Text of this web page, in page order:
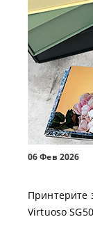
06 Фев 2026
Принтерите
Virtuoso